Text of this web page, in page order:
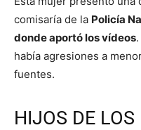
comisaría de la Policía
donde aportó los vídeos
había agresiones a
fuentes.
HIJOS DE